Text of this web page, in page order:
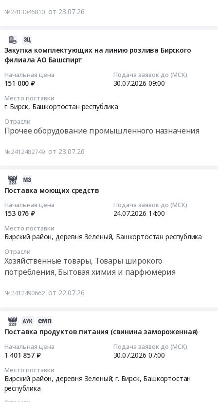
№2413046810 от 23.07.26
Закупка комплектующих на линию розлива Бирского
филиала АО Башспирт
Начальная цена
151 000 ₽
Подача заявок до (МСК)
30.07.2026 09:00
Место поставки
г. Бирск, Башкортостан республика
Отрасли
Прочее оборудование промышленного назначения
№2412482749 от 23.07.26
Поставка моющих средств
Начальная цена
153 076 ₽
Подача заявок до (МСК)
24.07.2026 14:00
Место поставки
Бирский район, деревня Зеленый, Башкортостан республика
Отрасли
Хозяйственные товары, Товары широкого
потребления, Бытовая химия и парфюмерия
№2412490662 от 22.07.26
Поставка продуктов питания (свинина замороженная)
Начальная цена
1 401 857 ₽
Подача заявок до (МСК)
30.07.2026 07:00
Место поставки
Бирский район, деревня Зеленый; г. Бирск, Башкортостан
республика